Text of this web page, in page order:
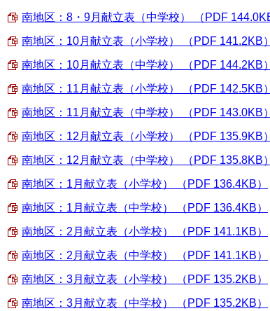
南地区：8・9月献立表（中学校） （PDF
南地区：10月献立表（小学校） （PDF 141.2KB）
南地区：10月献立表（中学校） （PDF 144.2KB）
南地区：11月献立表（小学校） （PDF 142.5KB）
南地区：11月献立表（中学校） （PDF 143.0KB）
南地区：12月献立表（小学校） （PDF 135.9KB）
南地区：12月献立表（中学校） （PDF 135.8KB）
南地区：1月献立表（小学校） （PDF 136.4KB）
南地区：1月献立表（中学校） （PDF 136.4KB）
南地区：2月献立表（小学校） （PDF 141.1KB）
南地区：2月献立表（中学校） （PDF 141.1KB）
南地区：3月献立表（小学校） （PDF 135.2KB）
南地区：3月献立表（中学校） （PDF 135.2KB）